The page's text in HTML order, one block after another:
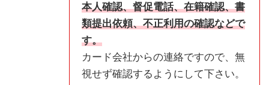
本人確認、督促電話、在籍確認、書
類提出依頼、不正利用の確認などで
す。
カード会社からの連絡ですので、無
視せず確認するようにして下さい。